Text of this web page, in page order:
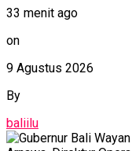
33 menit ago
on
9 Agustus 2026
By
baliilu